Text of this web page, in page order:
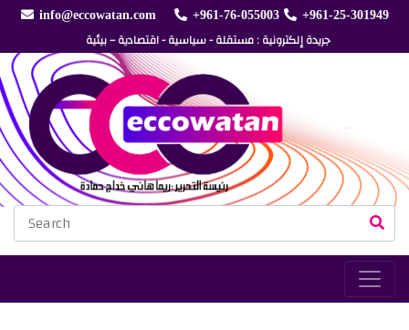
info@eccowatan.com +961-76-055003 +961-25-301949
جريدة إلكترونية : مستقلة - سياسية - اقتصادية – بيئية